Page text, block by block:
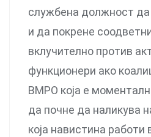
службена должност да
и да покрене
вклучително против
функционери ако
ВМРО која е
да почне да наликува
која навистина работи